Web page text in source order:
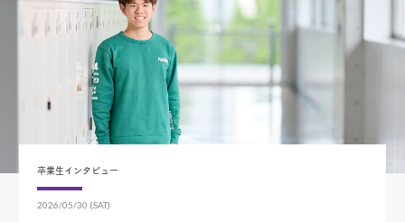
卒業生インタビュー
2026/05/30 (SAT)